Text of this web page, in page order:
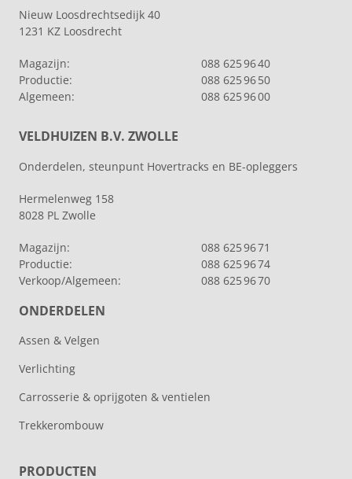
Nieuw Loosdrechtsedijk 40
1231 KZ Loosdrecht
Magazijn:
088 625 96 40
Productie:
088 625 96 50
Algemeen:
088 625 96 00
VELDHUIZEN B.V. ZWOLLE
Onderdelen, steunpunt Hovertracks en BE-opleggers
Hermelenweg 158
8028 PL Zwolle
Magazijn:
088 625 96 71
Productie:
088 625 96 74
Verkoop/Algemeen:
088 625 96 70
ONDERDELEN
Assen & Velgen
Verlichting
Carrosserie & oprijgoten & ventielen
Trekkerombouw
PRODUCTEN